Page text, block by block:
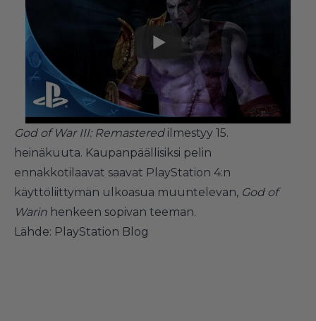
God of War III: Remastered ilmestyy 15.
heinäkuuta. Kaupanpäällisiksi pelin
ennakkotilaavat saavat PlayStation 4:n
käyttöliittymän ulkoasua muuntelevan, God of
Warin henkeen sopivan teeman.
Lähde: PlayStation Blog